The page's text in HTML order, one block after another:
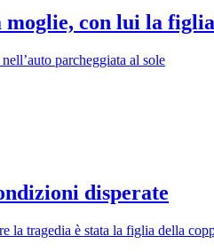
con lui la
parcheggiata al sole
disperate
la tragedia è stata la figlia della